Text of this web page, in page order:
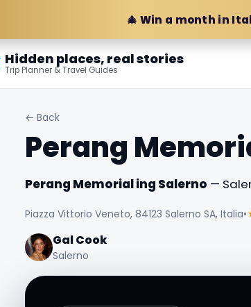
🎄 Win a month in
Hidden places, real stories
Trip Planner & Travel Guides
← Back
Perang
Perang Memorial ing Salerno —
Piazza Vittorio Veneto, 84123 Salerno SA, Italia•
Gal Cook
Salerno